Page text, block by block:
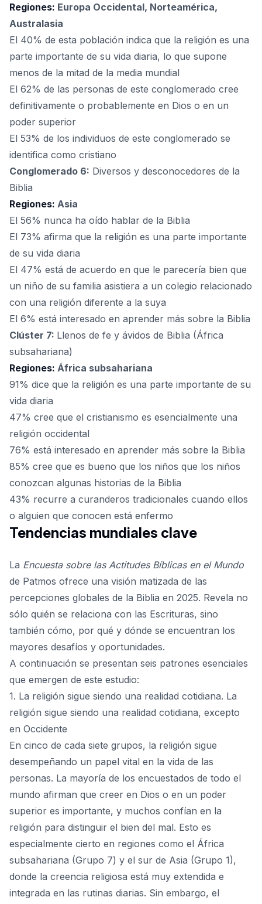
Regiones: Europa Occidental, Norteamérica,
Australasia
El 40% de esta población indica que la religión es una
parte importante de su vida diaria, lo que supone
menos de la mitad de la media mundial
El 62% de las personas de este conglomerado cree
definitivamente o probablemente en Dios o en un
poder superior
El 53% de los individuos de este conglomerado se
identifica como cristiano
Conglomerado 6: Diversos y desconocedores de la
Biblia
Regiones: Asia
El 56% nunca ha oído hablar de la Biblia
El 73% afirma que la religión es una parte importante
de su vida diaria
El 47% está de acuerdo en que le parecería bien que
un niño de su familia asistiera a un colegio relacionado
con una religión diferente a la suya
El 6% está interesado en aprender más sobre la Biblia
Clúster 7: Llenos de fe y ávidos de Biblia (África
subsahariana)
Regiones: África subsahariana
91% dice que la religión es una parte importante de su
vida diaria
47% cree que el cristianismo es esencialmente una
religión occidental
76% está interesado en aprender más sobre la Biblia
85% cree que es bueno que los niños que los niños
conozcan algunas historias de la Biblia
43% recurre a curanderos tradicionales cuando ellos
o alguien que conocen está enfermo
Tendencias mundiales clave
La Encuesta sobre las Actitudes Bíblicas en el Mundo
de Patmos ofrece una visión matizada de las
percepciones globales de la Biblia en 2025. Revela no
sólo quién se relaciona con las Escrituras, sino
también cómo, por qué y dónde se encuentran los
mayores desafíos y oportunidades.
A continuación se presentan seis patrones esenciales
que emergen de este estudio:
1. La religión sigue siendo una realidad cotidiana. La
religión sigue siendo una realidad cotidiana, excepto
en Occidente
En cinco de cada siete grupos, la religión sigue
desempeñando un papel vital en la vida de las
personas. La mayoría de los encuestados de todo el
mundo afirman que creer en Dios o en un poder
superior es importante, y muchos confían en la
religión para distinguir el bien del mal. Esto es
especialmente cierto en regiones como el África
subsahariana (Grupo 7) y el sur de Asia (Grupo 1),
donde la creencia religiosa está muy extendida e
integrada en las rutinas diarias. Sin embargo, el